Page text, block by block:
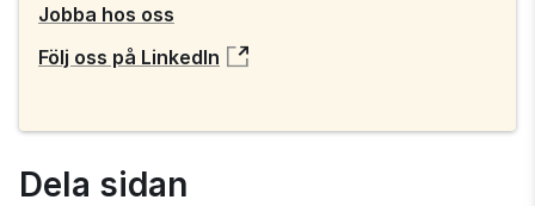
Jobba hos oss
Följ oss på LinkedIn
Dela sidan